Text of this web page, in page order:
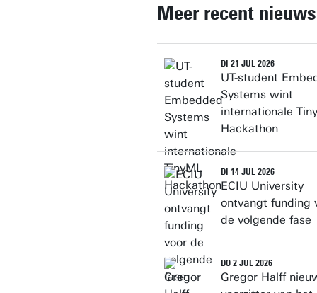
Meer recent nieuws
DI 21 JUL 2026
UT-student
Systems wint
internationale
Hackathon
DI 14 JUL 2026
ECIU University
ontvangt funding
de volgende fase
DO 2 JUL 2026
Gregor Halff